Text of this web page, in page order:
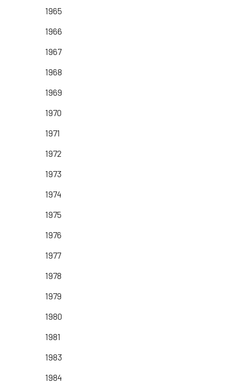
1965
1966
1967
1968
1969
1970
1971
1972
1973
1974
1975
1976
1977
1978
1979
1980
1981
1983
1984